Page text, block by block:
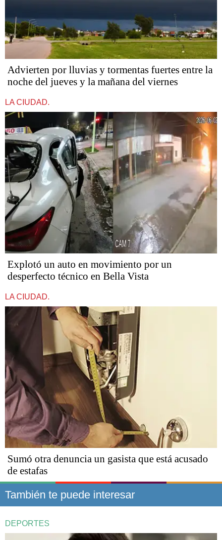
Advierten por lluvias y tormentas fuertes entre la
noche del jueves y la mañana del viernes
LA CIUDAD.
Explotó un auto en movimiento por un
desperfecto técnico en Bella Vista
LA CIUDAD.
Sumó otra denuncia un gasista que está acusado
de estafas​​​​​
También te puede interesar
DEPORTES